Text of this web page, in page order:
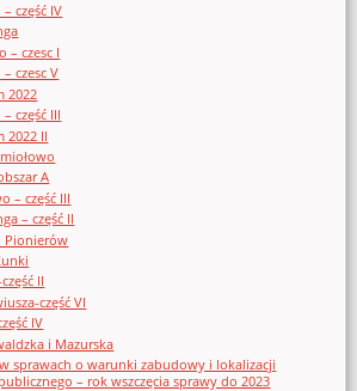
część IV
– czesc I
czesc V
2022
część III
2022 II
A
– część III
– część II
Pionierów
II
część VI
IV
i Mazurska
sprawach o warunki zabudowy i lokalizacji
– rok wszczęcia sprawy do 2023